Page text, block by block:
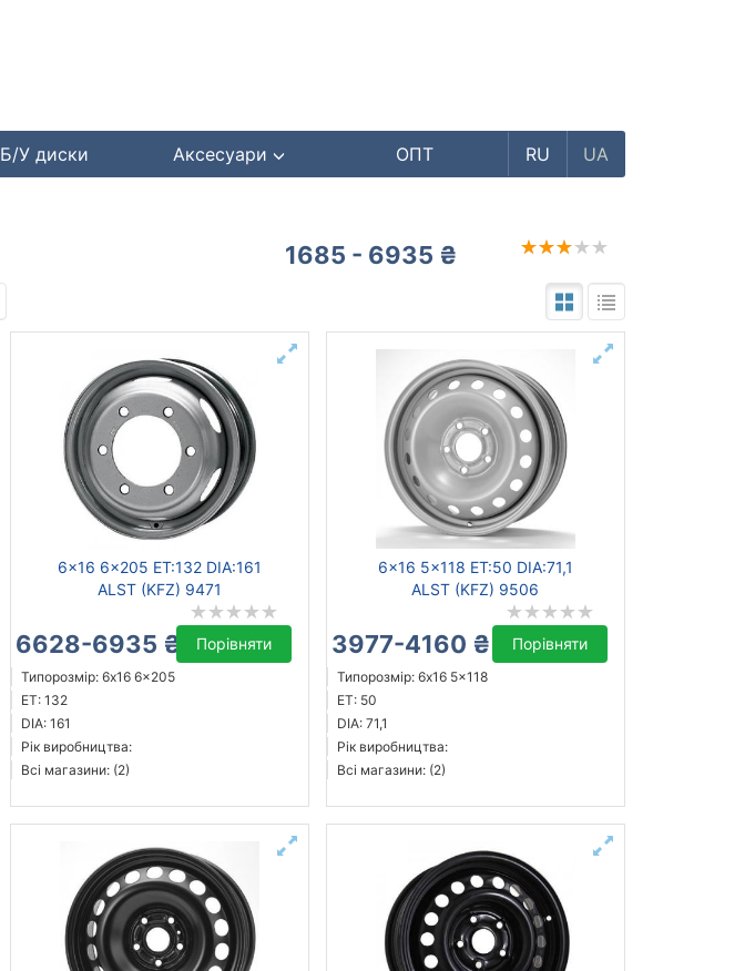
Б/У диски Аксесуари ОПТ RU UA
1685 - 6935 ₴
6x16 6x205 ET:132 DIA:161
ALST (KFZ) 9471
6628-6935 ₴ Порівняти
Типорозмір: 6x16 6x205
ET: 132
DIA: 161
Рік виробництва:
Всі магазини: (2)
6x16 5x118 ET:50 DIA:71,1
ALST (KFZ) 9506
3977-4160 ₴ Порівняти
Типорозмір: 6x16 5x118
ET: 50
DIA: 71,1
Рік виробництва:
Всі магазини: (2)